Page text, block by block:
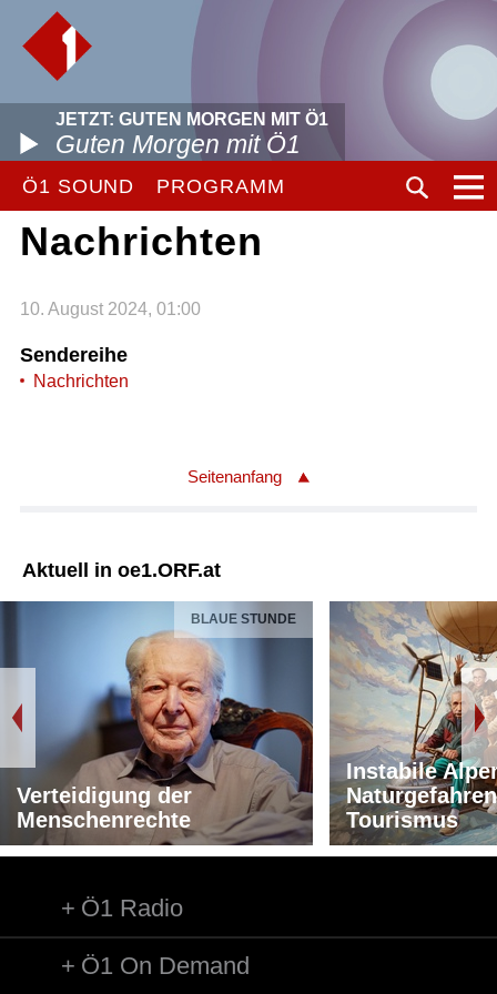
JETZT: GUTEN MORGEN MIT Ö1
Guten Morgen mit Ö1
Ö1 SOUND PROGRAMM
Nachrichten
10. August 2024, 01:00
Sendereihe
Nachrichten
Seitenanfang
Aktuell in oe1.ORF.at
BLAUE STUNDE
Verteidigung der
Menschenrechte
Instabile
Tourismus
Ö1 Radio
Ö1 On Demand